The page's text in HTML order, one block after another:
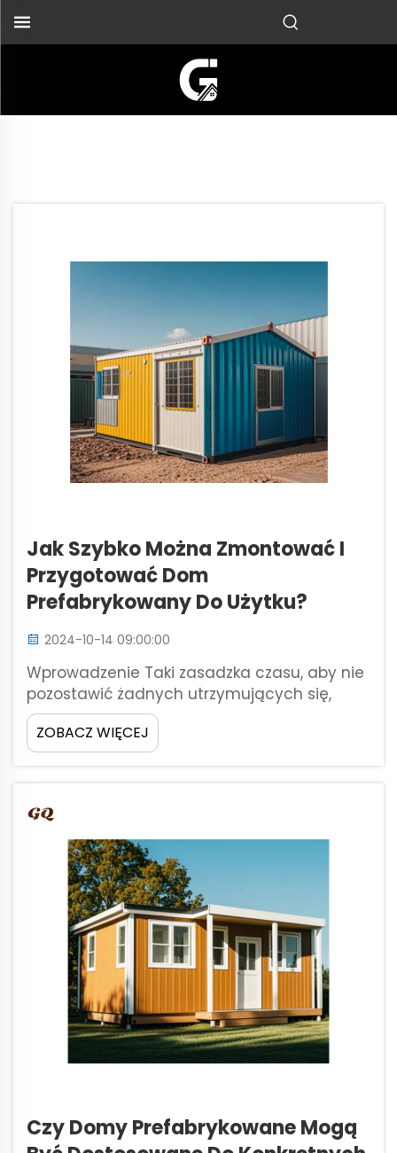
Jak Szybko Można Zmontować I
Przygotować Dom
Prefabrykowany Do Użytku?
2024-10-14 09:00:00
Wprowadzenie Taki zasadzka czasu, aby nie
pozostawić żadnych utrzymujących się,
żadnych niepokojących natur krążących w
ich małych arkuszach roboczych, była tylko
niebiańskim marzeniem, biorąc pod uwagę,
montowanymi nad nimi jak skóra. Sek...
ZOBACZ WIĘCEJ
Czy Domy Prefabrykowane Mogą